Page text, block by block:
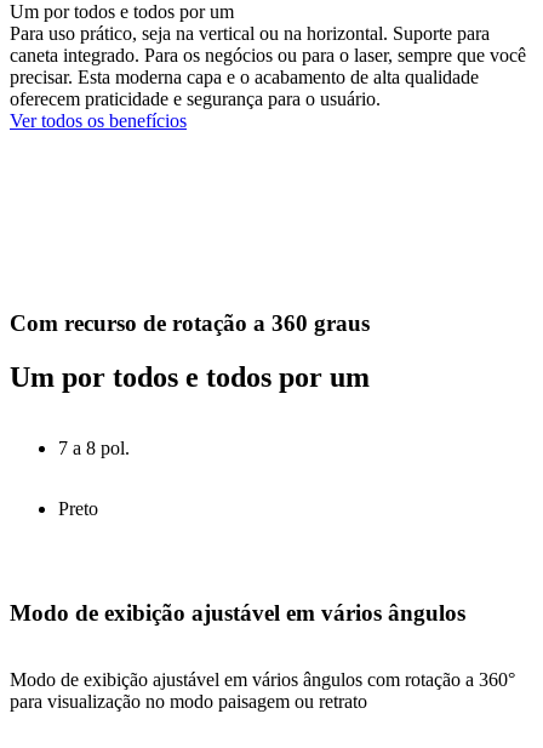
Um por todos e todos por um
Para uso prático, seja na vertical ou na horizontal. Suporte para
caneta integrado. Para os negócios ou para o laser, sempre que você
precisar. Esta moderna capa e o acabamento de alta qualidade
oferecem praticidade e segurança para o usuário.
Ver todos os benefícios
Com recurso de rotação a 360 graus
Um por todos e todos por um
7 a 8 pol.
Preto
Modo de exibição ajustável em vários ângulos
Modo de exibição ajustável em vários ângulos com rotação a 360°
para visualização no modo paisagem ou retrato